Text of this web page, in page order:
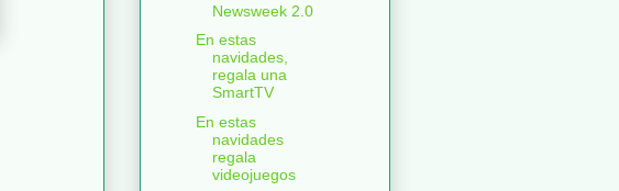
Newsweek 2.0
En estas
navidades,
regala una
SmartTV
En estas
navidades
regala
videojuegos